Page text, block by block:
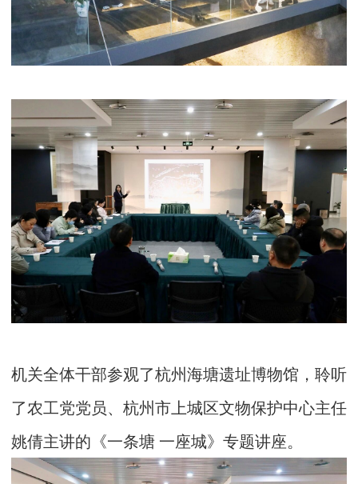
机关全体干部参观了杭州海塘遗址博物馆，聆听
了农工党党员、杭州市上城区文物保护中心主任
姚倩主讲的《一条塘 一座城》专题讲座。